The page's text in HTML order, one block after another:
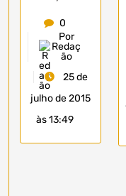
0
Por
Redaç
ão
25 de
julho de 2015
às 13:49